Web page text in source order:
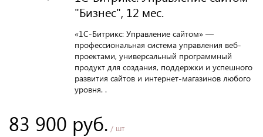
"Бизнес", 12 мес.
«1С-Битрикс: Управление сайтом» —
профессиональная система управления веб-
проектами, универсальный программный
продукт для создания, поддержки и успешного
развития сайтов и интернет-магазинов любого
уровня. .
83 900 руб. / шт